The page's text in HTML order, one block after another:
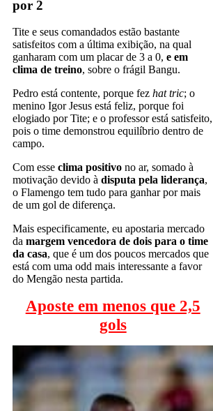
por 2
Tite e seus comandados estão bastante
satisfeitos com a última exibição, na qual
ganharam com um placar de 3 a 0, e em
clima de treino, sobre o frágil Bangu.
Pedro está contente, porque fez hat tric; o
menino Igor Jesus está feliz, porque foi
elogiado por Tite; e o professor está satisfeito,
pois o time demonstrou equilíbrio dentro de
campo.
Com esse clima positivo no ar, somado à
motivação devido à disputa pela liderança,
o Flamengo tem tudo para ganhar por mais
de um gol de diferença.
Mais especificamente, eu apostaria mercado
da margem vencedora de dois para o time
da casa, que é um dos poucos mercados que
está com uma odd mais interessante a favor
do Mengão nesta partida.
Aposte em menos que 2,5
gols